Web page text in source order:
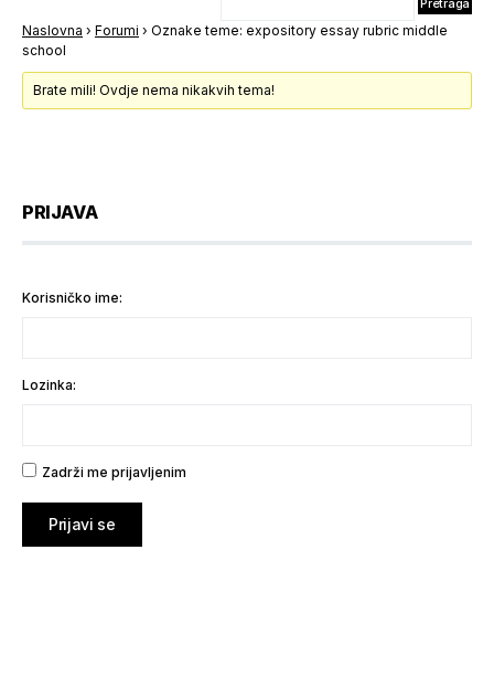
Naslovna › Forumi › Oznake teme: expository essay rubric middle
school
Brate mili! Ovdje nema nikakvih tema!
PRIJAVA
Korisničko ime:
Lozinka:
Zadrži me prijavljenim
Prijavi se